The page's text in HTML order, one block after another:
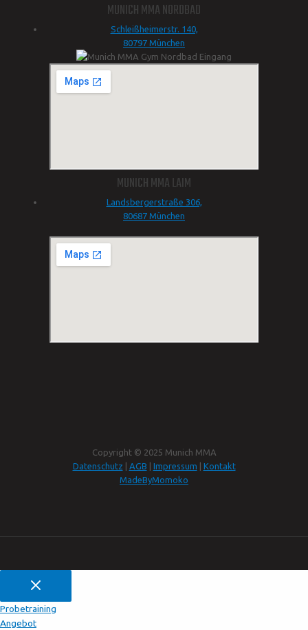
MUNICH MMA NORDBAD
Schleißheimerstr. 140,
80797 München
MUNICH MMA LAIM
Landsbergerstraße 306,
80687 München
Copyright © 2025 Munich MMA
Datenschutz
AGB Impressum
Kontakt
MadeByMomoko
Probetraining
Angebot